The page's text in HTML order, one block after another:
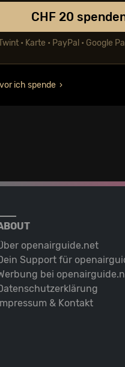
CHF 20
• Karte • PayPal • Google
ich spende
openairguide.net
Support für
bei
& Kontakt